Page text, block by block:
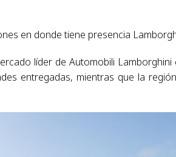
en donde tiene presencia
líder de Automobili Lamborghini
entregadas, mientras que la